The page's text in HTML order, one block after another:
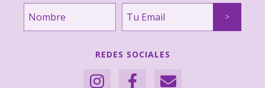
REDES SOCIALES